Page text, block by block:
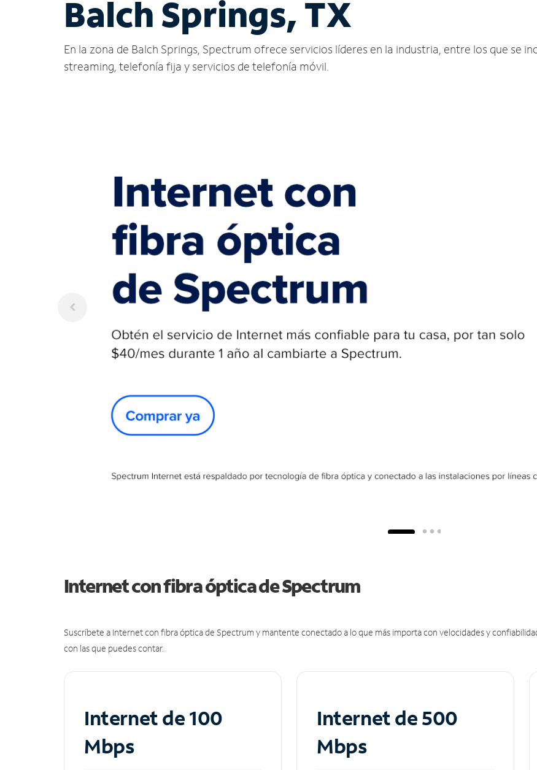
Balch Springs, TX
En la zona de Balch Springs, Spectrum ofrece servicios líderes en la industria, entre los que se
streaming, telefonía fija y servicios de telefonía móvil.
Internet con fibra óptica de Spectrum
Suscríbete a Internet con fibra óptica de Spectrum y mantente conectado a lo que más importa con velocidades y
con las que puedes contar.
Internet de 100
Mbps
Internet de 500
Mbps